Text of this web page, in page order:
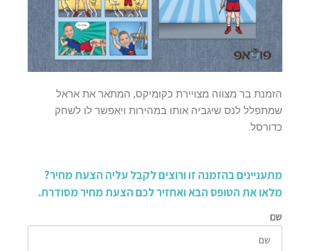
הזמנת בר מצווה מצויירת כקומיקס, המתאר את אראל
שמתפלל לנס שיגביה אותו במהירות ויאפשר לו לשחק
כדורסל.
מתעניינים בהזמנה זו ורוצים לקבל עליה הצעת מחיר?
מלאו את הטופס הבא ואחזיר לכם הצעת מחיר מסודרת.
שם